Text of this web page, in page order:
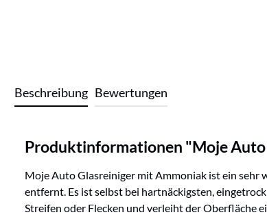
Beschreibung Bewertungen
Produktinformationen "Moje
Moje Auto Glasreiniger mit Ammoniak ist ein sehr
entfernt. Es ist selbst bei hartnäckigsten,
Streifen oder Flecken und verleiht der Oberfläche